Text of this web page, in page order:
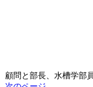
顧問と部長、水槽学部